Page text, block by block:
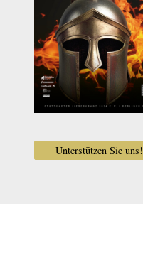
Unterstützen Sie uns!